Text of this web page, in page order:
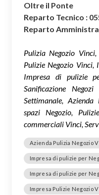
Oltre il Ponte
Reparto Tecnico :
Reparto
Pulizia Negozio
Pulizie Negozio Vinci,
Impresa di pulizie
Sanificazione
Settimanale,
spazi Negozio,
commerciali Vinci,
Azienda Pulizia Negozio
Impresa di pulizie per
Impresa di pulizie per
Impresa Pulizie Negozio